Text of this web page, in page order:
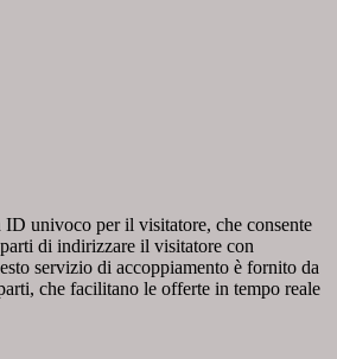
ID univoco per il visitatore, che consente
di indirizzare il visitatore con
servizio di accoppiamento è fornito da
che facilitano le offerte in tempo reale